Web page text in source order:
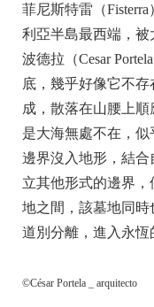
菲尼斯特雷（
利亞半島最西端，被
波德拉（Cesar
底，幾乎好像它不
成，散落在山腰上
是大海無處不在，
邊界沒入地形，結
立其他形式的邊界
地之間，該墓地同
道別分離，進入永恆
©César Portela _ arquitecto